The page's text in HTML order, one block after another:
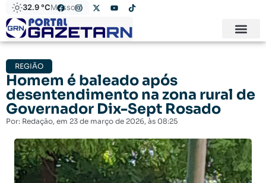
32.9 °CMossoró
REGIÃO
Homem é baleado após
desentendimento na zona rural de
Governador Dix-Sept Rosado
Por: Redação, em 23 de março de 2026, às 08:25